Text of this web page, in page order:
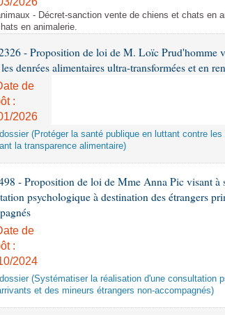
- Décret-sanction vente de chiens et chats en
en animalerie.
- Proposition de loi de M. Loïc Prud'homme
denrées alimentaires ultra-transformées et en
de
:
2026
(Protéger la santé publique en luttant contre
la transparence alimentaire)
- Proposition de loi de Mme Anna Pic visant à
psychologique à destination des étrangers
de
:
2024
(Systématiser la réalisation d'une consultation
et des mineurs étrangers non-accompagnés)